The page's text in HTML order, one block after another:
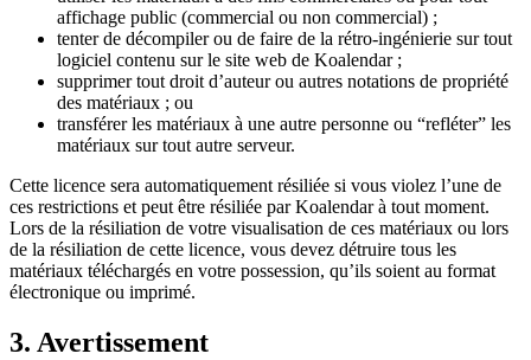
affichage public (commercial ou non commercial) ;
tenter de décompiler ou de faire de la rétro-ingénierie sur tout
logiciel contenu sur le site web de Koalendar ;
supprimer tout droit d’auteur ou autres notations de propriété
des matériaux ; ou
transférer les matériaux à une autre personne ou “refléter” les
matériaux sur tout autre serveur.
Cette licence sera automatiquement résiliée si vous violez l’une de
ces restrictions et peut être résiliée par Koalendar à tout moment.
Lors de la résiliation de votre visualisation de ces matériaux ou lors
de la résiliation de cette licence, vous devez détruire tous les
matériaux téléchargés en votre possession, qu’ils soient au format
électronique ou imprimé.
3. Avertissement